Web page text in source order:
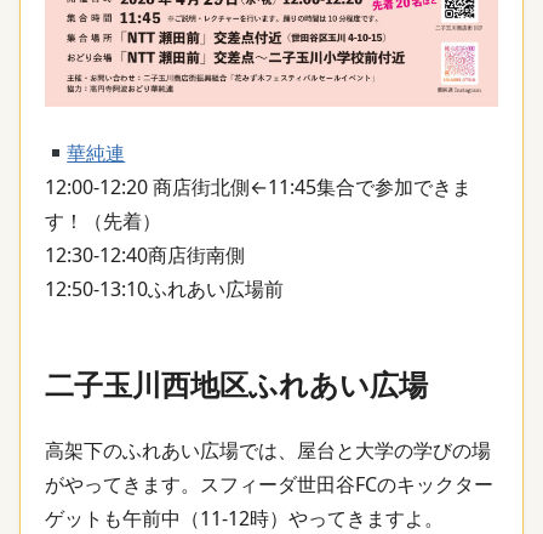
華純連
12:00-12:20 商店街北側←11:45集合で参加できま
す！（先着）
12:30-12:40商店街南側
12:50-13:10ふれあい広場前
二子玉川西地区ふれあい広場
高架下のふれあい広場では、屋台と大学の学びの場
がやってきます。スフィーダ世田谷FCのキックター
ゲットも午前中（11-12時）やってきますよ。